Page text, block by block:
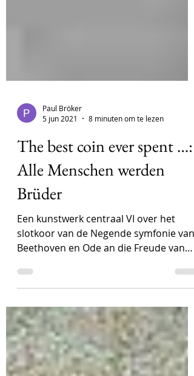
Paul Bröker
5 jun 2021
8 minuten om te lezen
The best coin ever spent …:
Alle Menschen werden
Brüder
Een kunstwerk centraal VI over het
slotkoor van de Negende symfonie van